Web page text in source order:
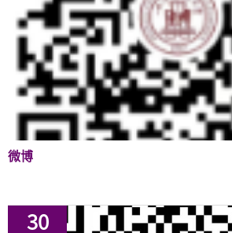
微博
30